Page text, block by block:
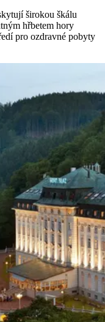
širokou škálu
hřbetem hory
pro ozdravné pobyty